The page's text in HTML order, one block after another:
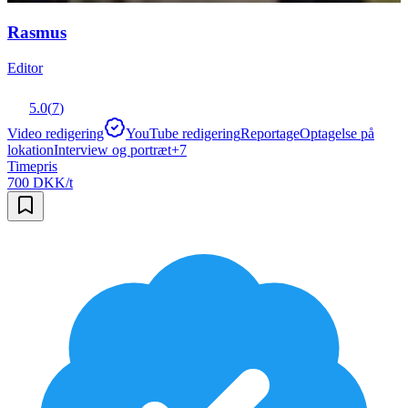
Rasmus
Editor
5.0(7)
Video redigering
YouTube redigeringReportageOptagelse på
lokationInterview og portræt+7
Timepris
700 DKK/t